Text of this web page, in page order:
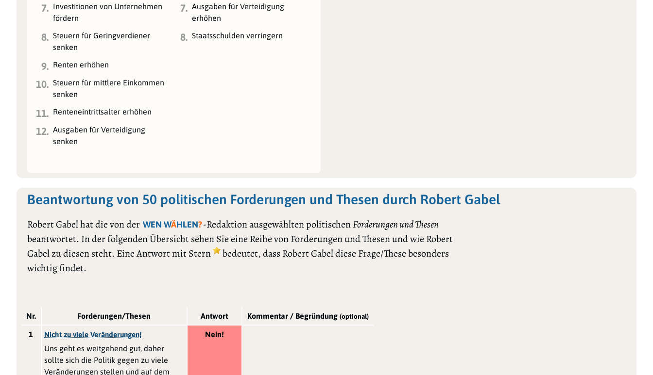
7. Investitionen von Unternehmen
fördern
7. Ausgaben für Verteidigung
erhöhen
8. Steuern für Geringverdiener
senken
8. Staatsschulden verringern
9. Renten erhöhen
10. Steuern für mittlere Einkommen
senken
11. Renteneintrittsalter erhöhen
12. Ausgaben für Verteidigung
senken
Beantwortung von 50 politischen Forderungen und Thesen durch Robert Gabel
Robert Gabel hat die von der WEN WÄHLEN?-Redaktion ausgewählten politischenForderungen und Thesen
beantwortet. In der folgenden Übersicht sehen Sie eine Reihe von Forderungen und Thesen und wie Robert
Gabel zu diesen steht. Eine Antwort mit Stern
bedeutet, dass Robert Gabel diese Frage/These besonders
wichtig findet.
Nr. Forderungen/Thesen Antwort Kommentar / Begründung (optional)
1 Nicht zu viele Veränderungen!
Uns geht es weitgehend gut, daher
sollte sich die Politik gegen zu viele
Veränderungen stellen und auf dem
Nein!